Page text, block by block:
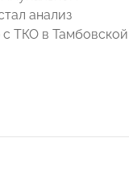
анализ
ТКО в Тамбовской